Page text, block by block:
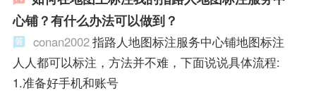
心铺？有什么办法可以做到？
conan2002指路人地图标注服务中心铺地图标注
人人都可以标注，方法并不难，下面说说具体流程:
1.准备好手机和账号